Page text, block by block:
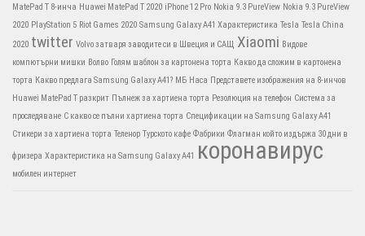
MatePad T 8-инча Huawei MatePad T 2020 iPhone 12 Pro Nokia 9.3 PureView Nokia 9.3 PureView
2020 PlayStation 5 Riot Games 2020 Samsung Galaxy A41 Характеристика Tesla Tesla China
2020 twitter Volvo затваря заводите си в Швеция и САЩ Xiaomi Видове
компютърни мишки Волво Голям шаблон за картонена торта Какво да сложим в картонена
торта Какво предлага Samsung Galaxy A41? МБ Наса Представете изображения на 8-инчов
Huawei MatePad T разкрит Пълнеж за хартиена торта Резолюция на телефон Система за
проследяване С какво се пълни хартиена торта Спецификации на Samsung Galaxy A41
Стикери за хартиена торта Теленор Турското кафе Фабрики Флагман който издържа 30 дни в
фризера Характеристика на Samsung Galaxy A41 коронавирус
мобилен интернет